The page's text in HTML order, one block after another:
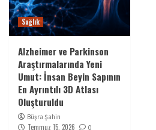
Sağlık
Alzheimer ve Parkinson
Araştırmalarında Yeni
Umut: İnsan Beyin Sapının
En Ayrıntılı 3D Atlası
Oluşturuldu
Büşra Şahin
Temmuz 15, 2026 0